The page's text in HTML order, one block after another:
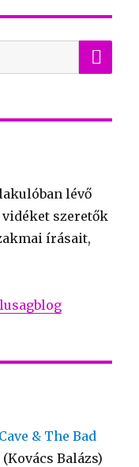
lévő
szeretők
írásait,
& The Bad
(Kovács Balázs)